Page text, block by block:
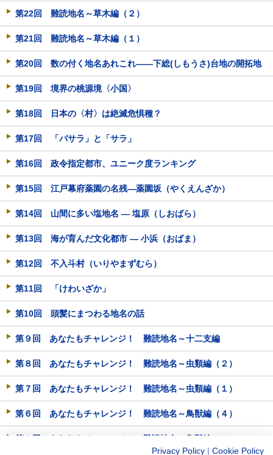
第22回 難読地名～草木編（２）
第21回 難読地名～草木編（１）
第20回 数の付く地名あれこれ――下総(しもうさ)台地の開拓地
第19回 境界の桃源境〈小国〉
第18回 日本の〈村〉は絶滅危惧種？
第17回 「バサラ」と「サラ」
第16回 政令指定都市、ユニーク度ランキング
第15回 江戸幕府薬園の名残―薬園坂（やくえんざか）
第14回 山間に多い塩地名 ― 塩原（しおばら）
第13回 海が育んだ文化都市 ― 小浜（おばま）
第12回 不入斗村（いりやまずむら）
第11回 「けわいざか」
第10回 頭髪にまつわる地名の話
第９回 あなたもチャレンジ！ 難読地名～十二支編
第８回 あなたもチャレンジ！ 難読地名～虫類編（２）
第７回 あなたもチャレンジ！ 難読地名～虫類編（１）
第６回 あなたもチャレンジ！ 難読地名～鳥獣編（４）
第５回 あなたもチャレンジ！ 難読地名～鳥獣編（３）
Privacy Policy Cookie Policy